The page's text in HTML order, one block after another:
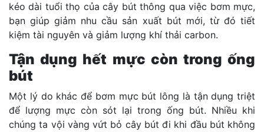
kéo dài tuổi thọ của cây bút thông qua việc bơm mực,
bạn giúp giảm nhu cầu sản xuất bút mới, từ đó tiết
kiệm tài nguyên và giảm lượng khí thải carbon.
Tận dụng hết mực còn trong ống
bút
Một lý do khác để bơm mực bút lông là tận dụng triệt
để lượng mực còn sót lại trong ống bút. Nhiều khi
chúng ta vội vàng vứt bỏ cây bút đi khi đầu bút không